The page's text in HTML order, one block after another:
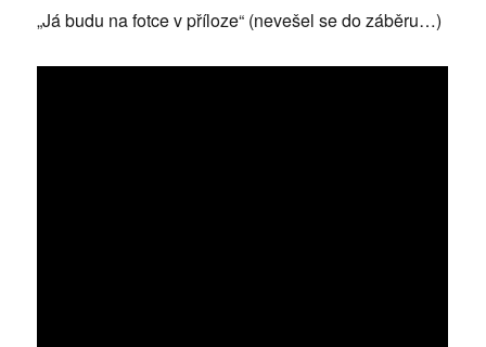
„Já budu na fotce v příloze“ (nevešel se do záběru…)